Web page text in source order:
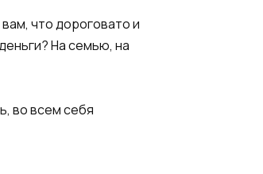
что дороговато и
На семью, на
во всем себя